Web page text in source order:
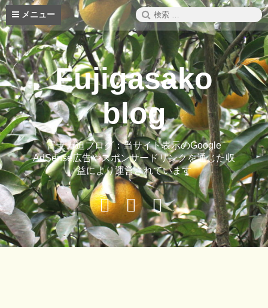
コ
ン
テ
ン
ツ
へ
ス
キ
ッ
プ
メニュー
検
索:
Fujigasako
blog
富士ガ迫ブログ：当サイト表示のGoogle
AdSense広告やスポンサードリンクを通じた収
益により運営されています
Buy
Adspace
Hide
Ads
for
ご
案
内